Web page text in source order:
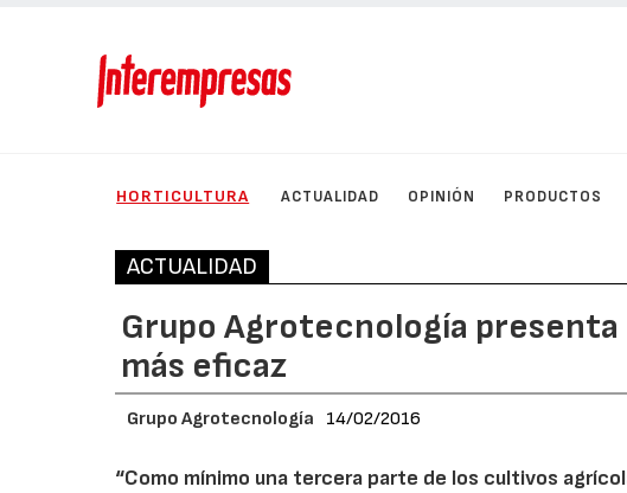
HORTICULTURA ACTUALIDAD OPINIÓN PRODUCTOS
ACTUALIDAD
Grupo Agrotecnología
más eficaz
Grupo Agrotecnología 14/02/2016
“Como mínimo una tercera parte de los cultivos